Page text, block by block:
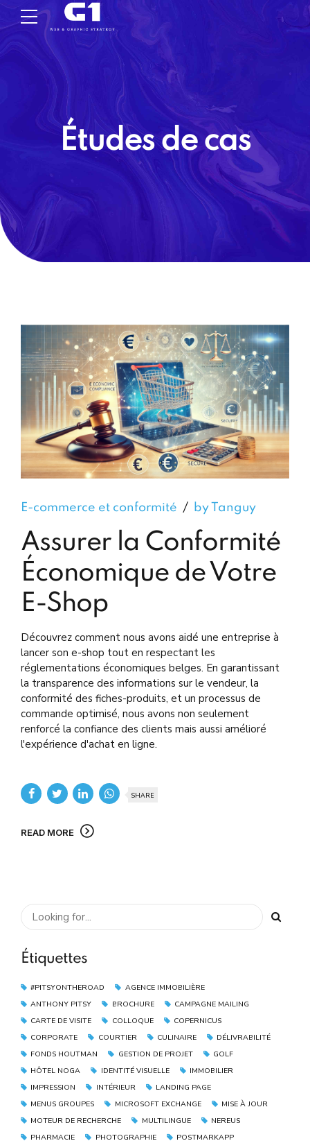
Études de cas
E-commerce et conformité by Tanguy
Assurer la Conformité
Économique de Votre
E-Shop
Découvrez comment nous avons aidé une entreprise à
lancer son e-shop tout en respectant les
réglementations économiques belges. En garantissant
la transparence des informations sur le vendeur, la
conformité des fiches-produits, et un processus de
commande optimisé, nous avons non seulement
renforcé la confiance des clients mais aussi amélioré
l'expérience d'achat en ligne.
SHARE
READ MORE
Étiquettes
#PITSYONTHEROAD
AGENCE IMMOBILIÈRE
ANTHONY PITSY
BROCHURE
CAMPAGNE MAILING
CARTE DE VISITE
COLLOQUE
COPERNICUS
CORPORATE
COURTIER CULINAIRE
DÉLIVRABILITÉ
FONDS HOUTMAN
GESTION DE PROJET
GOLF
HÔTEL NOGA
IDENTITÉ VISUELLE
IMMOBILIER
IMPRESSION
INTÉRIEUR
LANDING PAGE
MENUS GROUPES
MICROSOFT EXCHANGE
MISE À JOUR
MOTEUR DE RECHERCHE
MULTILINGUE
NEREUS
PHARMACIE
PHOTOGRAPHIE
POSTMARKAPP